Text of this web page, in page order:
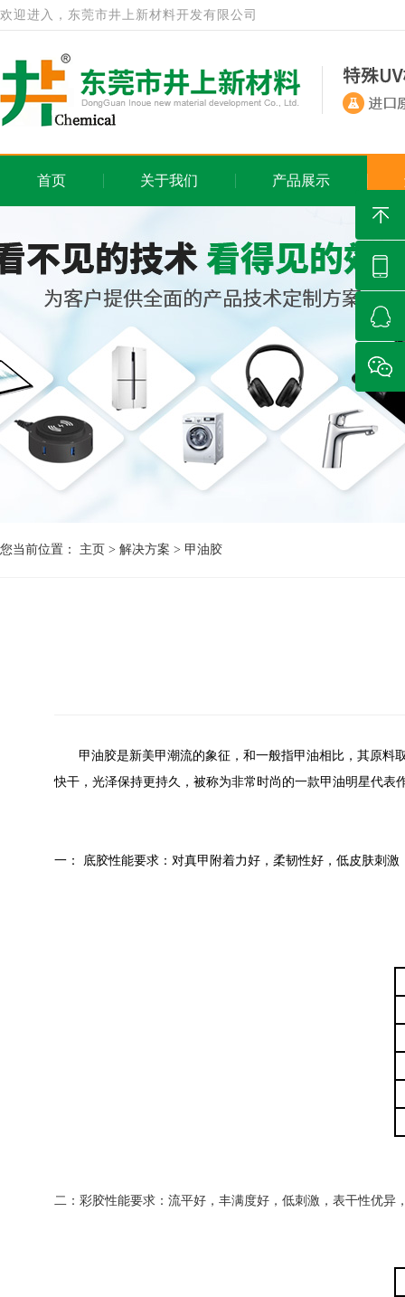
欢迎进入，东莞市井上新材料开发有限公司
首页 关于我们 产品展示
您当前位置： 主页 > 解决方案 > 甲油胶
甲油胶是新美甲潮流的象征，和一般指甲油相比，其原
快干，光泽保持更持久，被称为非常时尚的一款甲油明星代表
一： 底胶性能要求：对真甲附着力好，柔韧性好，低皮肤刺
二：彩胶性能要求：流平好，丰满度好，低刺激，表干性优